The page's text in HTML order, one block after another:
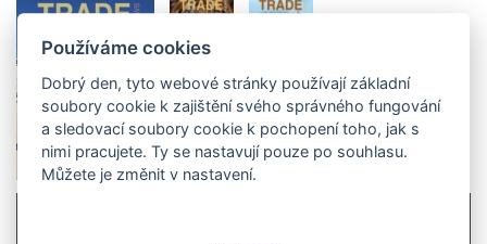
Používáme cookies
Dobrý den, tyto webové stránky používají základní
soubory cookie k zajištění svého správného fungování
a sledovací soubory cookie k pochopení toho, jak s
nimi pracujete. Ty se nastavují pouze po souhlasu.
Můžete je změnit v nastavení.